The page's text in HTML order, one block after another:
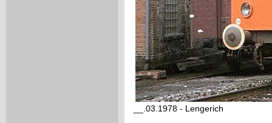
__.03.1978 - Lengerich